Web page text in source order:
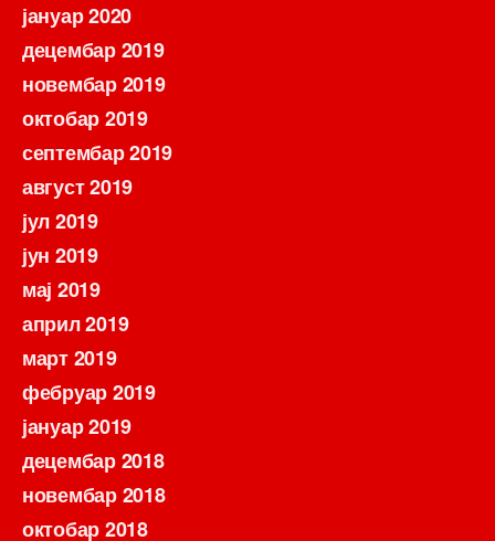
јануар 2020
децембар 2019
новембар 2019
октобар 2019
септембар 2019
август 2019
јул 2019
јун 2019
мај 2019
април 2019
март 2019
фебруар 2019
јануар 2019
децембар 2018
новембар 2018
октобар 2018